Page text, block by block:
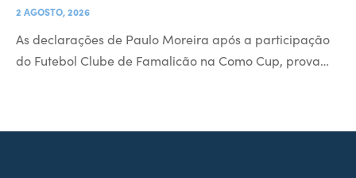
2 AGOSTO, 2026
As declarações de Paulo Moreira após a participação
do Futebol Clube de Famalicão na Como Cup, prova…